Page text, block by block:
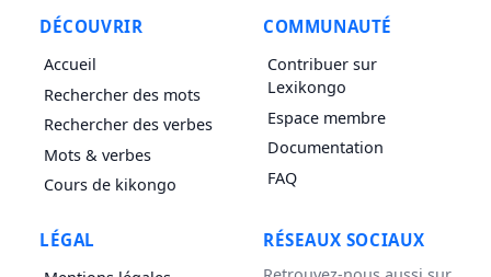
DÉCOUVRIR
Accueil
Rechercher des mots
Rechercher des verbes
Mots & verbes
Cours de kikongo
COMMUNAUTÉ
Contribuer sur
Lexikongo
Espace membre
Documentation
FAQ
LÉGAL RÉSEAUX SOCIAUX